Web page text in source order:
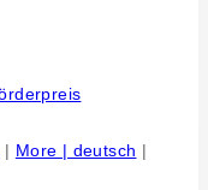
| More | deutsch |